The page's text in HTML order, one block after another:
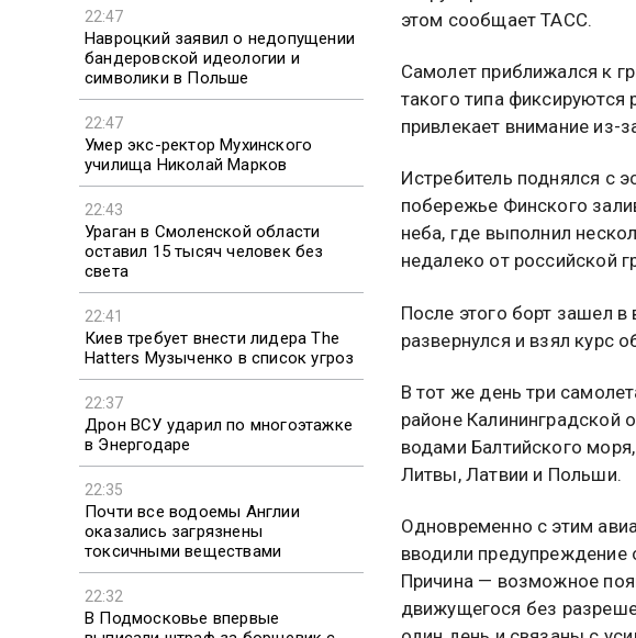
22:47
Навроцкий заявил о недопущении
бандеровской идеологии и
символики в Польше
22:47
Умер экс-ректор Мухинского
училища Николай Марков
22:43
Ураган в Смоленской области
оставил 15 тысяч человек без
света
22:41
Киев требует внести лидера The
Hatters Музыченко в список угроз
22:37
Дрон ВСУ ударил по многоэтажке
в Энергодаре
22:35
Почти все водоемы Англии
оказались загрязнены
токсичными веществами
22:32
В Подмосковье впервые
этом сообщает ТАСС.
Самолет приближался к
такого типа
привлекает внимание из-
Истребитель поднялся с
побережье Финского
неба, где выполнил
недалеко от российской
После этого борт зашел
развернулся и взял курс
В тот же день три
районе Калининградской
водами Балтийского
Литвы, Латвии и Польши.
Одновременно с этим
вводили
Причина — возможное
движущегося без